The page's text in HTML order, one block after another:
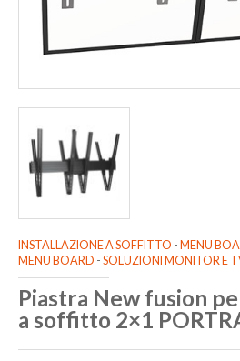
INSTALLAZIONE A SOFFITTO - MENU
MENU BOARD - SOLUZIONI MONITOR E
Piastra New fusion
a soffitto 2×1